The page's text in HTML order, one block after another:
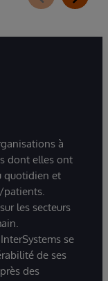
à
dont elles ont
quotidien et
patients.
les secteurs
se
de ses
des